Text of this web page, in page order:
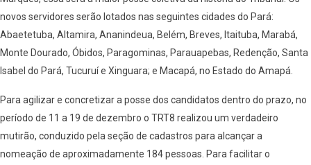
novos servidores serão lotados nas seguintes cidades do Pará:
Abaetetuba, Altamira, Ananindeua, Belém, Breves, Itaituba, Marabá,
Monte Dourado, Óbidos, Paragominas, Parauapebas, Redenção, Santa
Isabel do Pará, Tucuruí e Xinguara; e Macapá, no Estado do Amapá.
Para agilizar e concretizar a posse dos candidatos dentro do prazo, no
período de 11 a 19 de dezembro o TRT8 realizou um verdadeiro
mutirão, conduzido pela seção de cadastros para alcançar a
nomeação de aproximadamente 184 pessoas. Para facilitar o